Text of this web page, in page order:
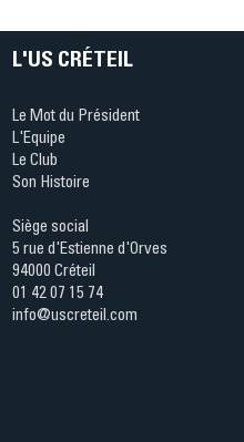
L'US CRÉTEIL
Le Mot du Président
L'Equipe
Le Club
Son Histoire
Siège social
5 rue d'Estienne d'Orves
94000 Créteil
01 42 07 15 74
info@uscreteil.com